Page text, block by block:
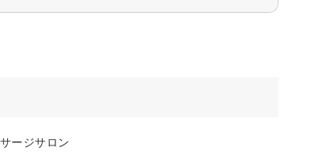
ージサロン